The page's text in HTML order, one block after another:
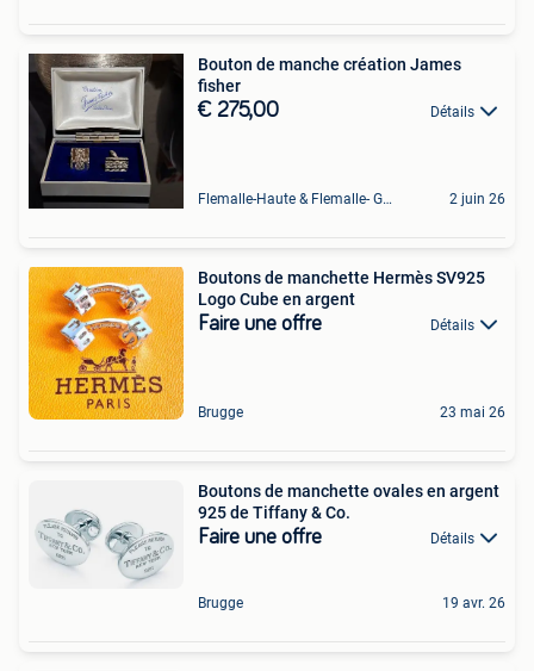
Bouton de manche création James
fisher
€ 275,00 Détails
Flemalle-Haute & Flemalle- Grande & Partie Awirs 2 juin 26
Boutons de manchette Hermès SV925
Logo Cube en argent
Faire une offre Détails
Brugge 23 mai 26
Boutons de manchette ovales en argent
925 de Tiffany & Co.
Faire une offre Détails
Brugge 19 avr. 26